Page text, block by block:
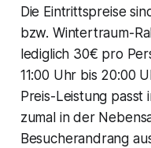
Die Eintrittspreise
bzw. Wintertraum-
lediglich 30€ pro
11:00 Uhr bis 20:00
Preis-Leistung passt
zumal in der
Besucherandrang